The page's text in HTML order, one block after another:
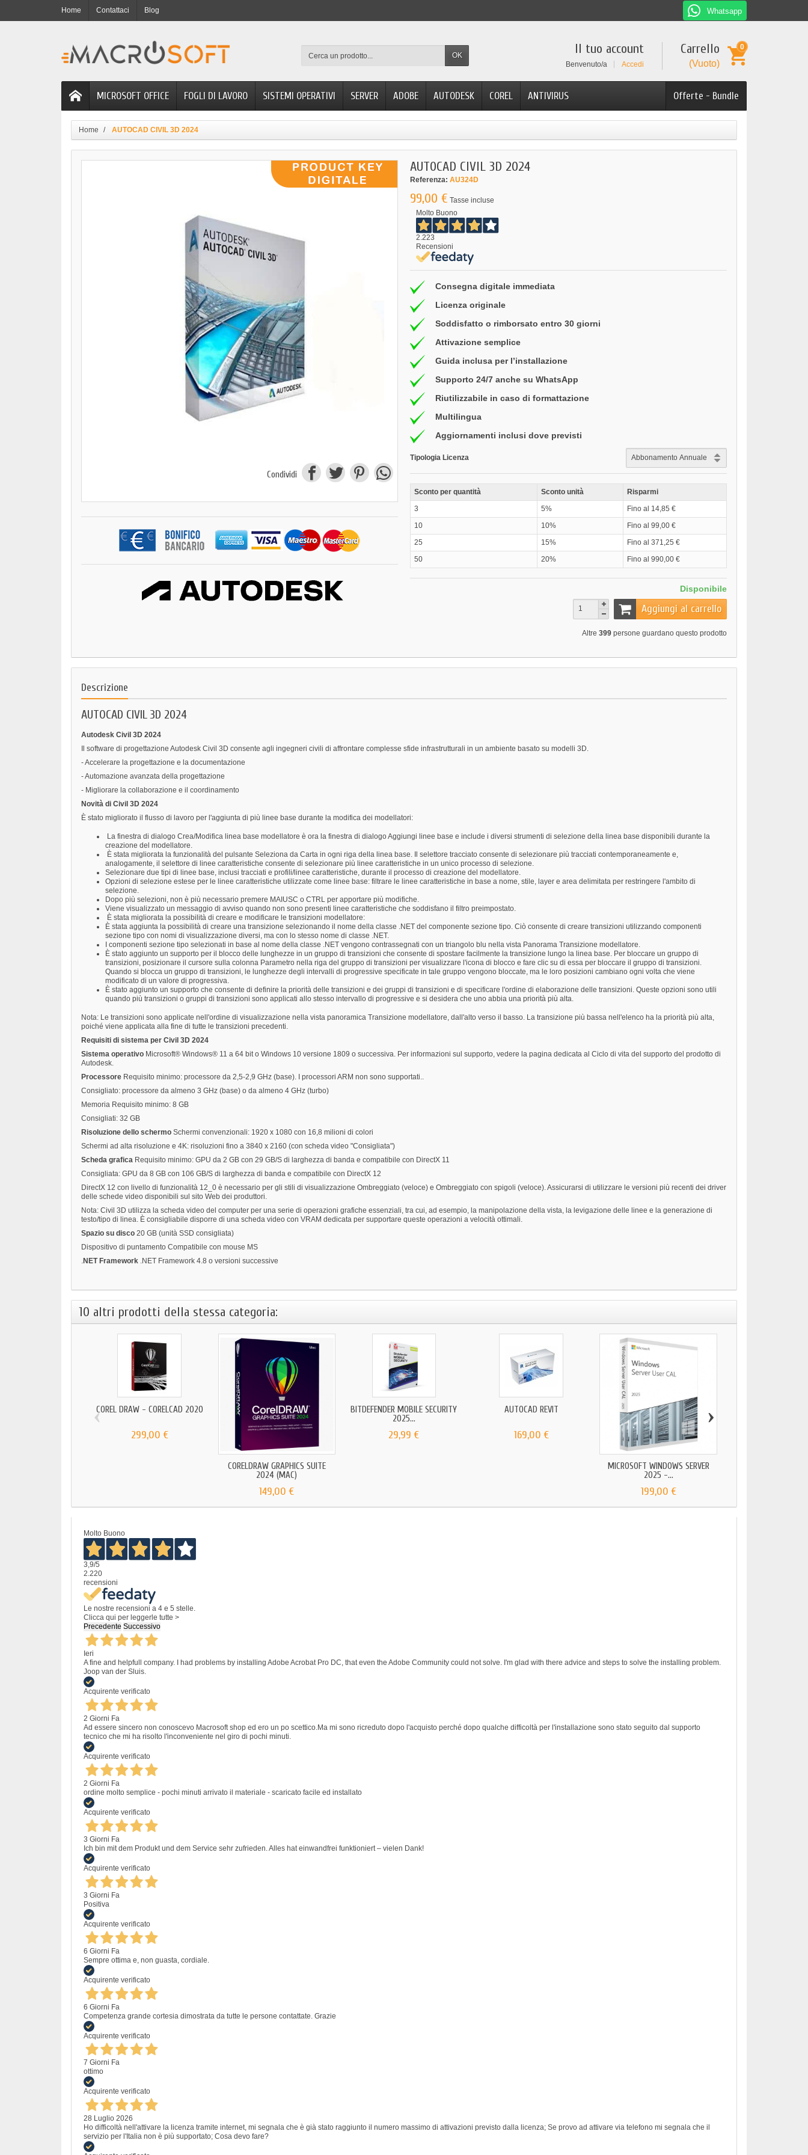
Home Contattaci Blog Whatsapp
OK Carrello
(Vuoto)
0
Il tuo account
Benvenuto/a Accedi
Offerte - Bundle
MICROSOFT OFFICE FOGLI DI LAVORO SISTEMI OPERATIVI SERVER ADOBE AUTODESK COREL ANTIVIRUS
Home AUTOCAD CIVIL 3D 2024
Condividi
AUTOCAD CIVIL 3D 2024
Referenza: AU324D
99,00 € Tasse incluse
Molto Buono
2.223
Recensioni
Consegna digitale immediata
Licenza originale
Soddisfatto o rimborsato entro 30 giorni
Attivazione semplice
Guida inclusa per l’installazione
Supporto 24/7 anche su WhatsApp
Riutilizzabile in caso di formattazione
Multilingua
Aggiornamenti inclusi dove previsti
Tipologia Licenza
Sconto per quantità Sconto unità
Risparmi
3
5%
Fino al 14,85 €
10
10%
Fino al 99,00 €
25
15%
Fino al 371,25 €
50
20% Fino al 990,00 €
Disponibile
Aggiungi al carrello
Altre 399 persone guardano questo prodotto
Descrizione
AUTOCAD CIVIL 3D 2024
Autodesk Civil 3D 2024
Il software di progettazione Autodesk Civil 3D consente agli ingegneri civili di affrontare complesse sfide infrastrutturali in un ambiente basato su modelli 3D.
- Accelerare la progettazione e la documentazione
- Automazione avanzata della progettazione
- Migliorare la collaborazione e il coordinamento
Novità di Civil 3D 2024
È stato migliorato il flusso di lavoro per l'aggiunta di più linee base durante la modifica dei modellatori:
La finestra di dialogo Crea/Modifica linea base modellatore è ora la finestra di dialogo Aggiungi linee base e include i diversi strumenti di selezione della linea base disponibili durante la
creazione del modellatore.
È stata migliorata la funzionalità del pulsante Seleziona da Carta in ogni riga della linea base. Il selettore tracciato consente di selezionare più tracciati contemporaneamente e,
analogamente, il selettore di linee caratteristiche consente di selezionare più linee caratteristiche in un unico processo di selezione.
Selezionare due tipi di linee base, inclusi tracciati e profili/linee caratteristiche, durante il processo di creazione del modellatore.
Opzioni di selezione estese per le linee caratteristiche utilizzate come linee base: filtrare le linee caratteristiche in base a nome, stile, layer e area delimitata per restringere l'ambito di
selezione.
Dopo più selezioni, non è più necessario premere MAIUSC o CTRL per apportare più modifiche.
Viene visualizzato un messaggio di avviso quando non sono presenti linee caratteristiche che soddisfano il filtro preimpostato.
È stata migliorata la possibilità di creare e modificare le transizioni modellatore:
È stata aggiunta la possibilità di creare una transizione selezionando il nome della classe .NET del componente sezione tipo. Ciò consente di creare transizioni utilizzando componenti
sezione tipo con nomi di visualizzazione diversi, ma con lo stesso nome di classe .NET.
I componenti sezione tipo selezionati in base al nome della classe .NET vengono contrassegnati con un triangolo blu nella vista Panorama Transizione modellatore.
È stato aggiunto un supporto per il blocco delle lunghezze in un gruppo di transizioni che consente di spostare facilmente la transizione lungo la linea base. Per bloccare un gruppo di
transizioni, posizionare il cursore sulla colonna Parametro nella riga del gruppo di transizioni per visualizzare l'icona di blocco e fare clic su di essa per bloccare il gruppo di transizioni.
Quando si blocca un gruppo di transizioni, le lunghezze degli intervalli di progressive specificate in tale gruppo vengono bloccate, ma le loro posizioni cambiano ogni volta che viene
modificato di un valore di progressiva.
È stato aggiunto un supporto che consente di definire la priorità delle transizioni e dei gruppi di transizioni e di specificare l'ordine di elaborazione delle transizioni. Queste opzioni sono utili
quando più transizioni o gruppi di transizioni sono applicati allo stesso intervallo di progressive e si desidera che uno abbia una priorità più alta.
Nota: Le transizioni sono applicate nell'ordine di visualizzazione nella vista panoramica Transizione modellatore, dall'alto verso il basso. La transizione più bassa nell'elenco ha la priorità più alta,
poiché viene applicata alla fine di tutte le transizioni precedenti.
Requisiti di sistema per Civil 3D 2024
Sistema operativo Microsoft® Windows® 11 a 64 bit o Windows 10 versione 1809 o successiva. Per informazioni sul supporto, vedere la pagina dedicata al Ciclo di vita del supporto del prodotto di
Autodesk.
Processore Requisito minimo: processore da 2,5-2,9 GHz (base). I processori ARM non sono supportati..
Consigliato: processore da almeno 3 GHz (base) o da almeno 4 GHz (turbo)
Memoria Requisito minimo: 8 GB
Consigliati: 32 GB
Risoluzione dello schermo Schermi convenzionali: 1920 x 1080 con 16,8 milioni di colori
Schermi ad alta risoluzione e 4K: risoluzioni fino a 3840 x 2160 (con scheda video "Consigliata")
Scheda grafica Requisito minimo: GPU da 2 GB con 29 GB/S di larghezza di banda e compatibile con DirectX 11
Consigliata: GPU da 8 GB con 106 GB/S di larghezza di banda e compatibile con DirectX 12
DirectX 12 con livello di funzionalità 12_0 è necessario per gli stili di visualizzazione Ombreggiato (veloce) e Ombreggiato con spigoli (veloce). Assicurarsi di utilizzare le versioni più recenti dei driver
delle schede video disponibili sul sito Web dei produttori.
Nota: Civil 3D utilizza la scheda video del computer per una serie di operazioni grafiche essenziali, tra cui, ad esempio, la manipolazione della vista, la levigazione delle linee e la generazione di
testo/tipo di linea. È consigliabile disporre di una scheda video con VRAM dedicata per supportare queste operazioni a velocità ottimali.
Spazio su disco 20 GB (unità SSD consigliata)
Dispositivo di puntamento Compatibile con mouse MS
.NET Framework .NET Framework 4.8 o versioni successive
10 altri prodotti della stessa categoria:
COREL DRAW - CORELCAD 2020
299,00 €
CORELDRAW GRAPHICS SUITE
2024 (MAC)
149,00 €
BITDEFENDER MOBILE SECURITY
2025...
29,99 €
AUTOCAD REVIT
169,00 €
MICROSOFT WINDOWS SERVER
2025 -...
199,00 €
‹ ›
Molto Buono
3,9/5
2.220
recensioni
Le nostre recensioni a 4 e 5 stelle.
Clicca qui per leggerle tutte >
Precedente Successivo
Ieri
A fine and helpfull company. I had problems by installing Adobe Acrobat Pro DC, that even the Adobe Community could not solve. I'm glad with there advice and steps to solve the installing problem.
Joop van der Sluis.
Acquirente verificato
2 Giorni Fa
Ad essere sincero non conoscevo Macrosoft shop ed ero un po scettico.Ma mi sono ricreduto dopo l'acquisto perché dopo qualche difficoltà per l'installazione sono stato seguito dal supporto
tecnico che mi ha risolto l'inconveniente nel giro di pochi minuti.
Acquirente verificato
2 Giorni Fa
ordine molto semplice - pochi minuti arrivato il materiale - scaricato facile ed installato
Acquirente verificato
3 Giorni Fa
Ich bin mit dem Produkt und dem Service sehr zufrieden. Alles hat einwandfrei funktioniert – vielen Dank!
Acquirente verificato
3 Giorni Fa
Positiva
Acquirente verificato
6 Giorni Fa
Sempre ottima e, non guasta, cordiale.
Acquirente verificato
6 Giorni Fa
Competenza grande cortesia dimostrata da tutte le persone contattate. Grazie
Acquirente verificato
7 Giorni Fa
ottimo
Acquirente verificato
28 Luglio 2026
Ho difficoltà nell'attivare la licenza tramite internet, mi segnala che è già stato raggiunto il numero massimo di attivazioni previsto dalla licenza; Se provo ad attivare via telefono mi segnala che il
servizio per l'Italia non è più supportato; Cosa devo fare?